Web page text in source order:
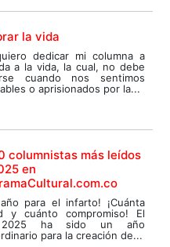
la vida
dedicar mi columna a
a la vida, la cual, no debe
cuando nos sentimos
o aprisionados por la...
columnistas más leídos
en
para el infarto! ¡Cuánta
y cuánto compromiso! El
ha sido un año
para la creación de...